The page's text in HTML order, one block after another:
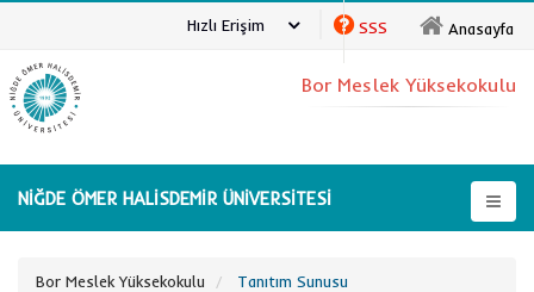
Anasayfa
SSS
Hızlı Erişim
NİĞDE ÖMER HALİSDEMİR ÜNİVERSİTESİ
Bor Meslek Yüksekokulu
Bor Meslek Yüksekokulu Tanıtım Sunusu